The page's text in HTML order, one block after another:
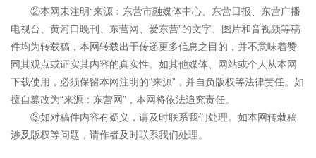
②本网未注明“来源：东营市融媒体中心、东营日报、东营广播
电视台、黄河口晚刊、东营网、爱东营”的文字、图片和音视频等稿
件均为转载稿，本网转载出于传递更多信息之目的，并不意味着赞
同其观点或证实其内容的真实性。如其他媒体、网站或个人从本网
下载使用，必须保留本网注明的“来源”，并自负版权等法律责任。如
擅自篡改为“来源：东营网”，本网将依法追究责任。
③如对稿件内容有疑义，请及时联系我们处理。如本网转载稿
涉及版权等问题，请作者及时联系我们处理。